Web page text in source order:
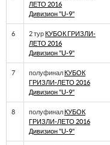
ЛЕТО 2016
Дивизион "U-9"
6 2 турКУБОК ГРИЗЛИ-
ЛЕТО 2016
Дивизион "U-9"
7 полуфиналКУБОК
ГРИЗЛИ-ЛЕТО 2016
Дивизион "U-9"
8 полуфиналКУБОК
ГРИЗЛИ-ЛЕТО 2016
Дивизион "U-9"